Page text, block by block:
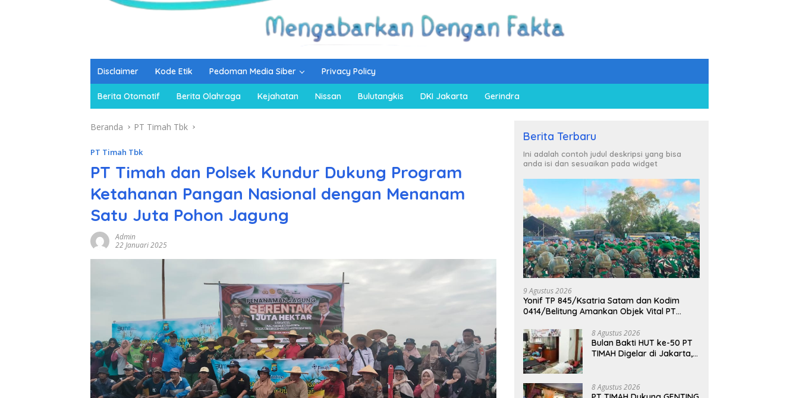
Disclaimer Kode Etik Pedoman Media Siber Privacy Policy
Berita Otomotif Berita Olahraga Kejahatan Nissan Bulutangkis DKI Jakarta Gerindra
Beranda PT Timah Tbk
PT Timah Tbk
PT Timah dan Polsek Kundur Dukung Program
Ketahanan Pangan Nasional dengan Menanam
Satu Juta Pohon Jagung
Admin
22 Januari 2025
Berita Terbaru
Ini adalah contoh judul deskripsi yang bisa
anda isi dan sesuaikan pada widget
9 Agustus 2026
Yonif TP 845/Ksatria Satam dan Kodim
0414/Belitung Amankan Objek Vital PT
8 Agustus 2026
Bulan Bakti HUT ke-50 PT
TIMAH Digelar di Jakarta,
Membantu Sesama
8 Agustus 2026